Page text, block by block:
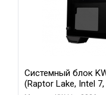
Системный блок
(Raptor Lake, Intel